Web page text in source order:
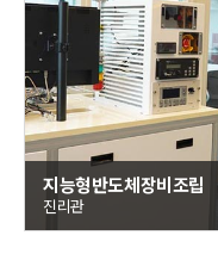
지능형반도체장비조립
진리관